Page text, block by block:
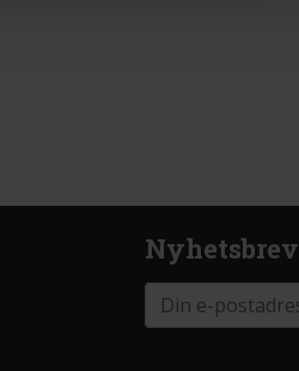
Nyhetsbrev